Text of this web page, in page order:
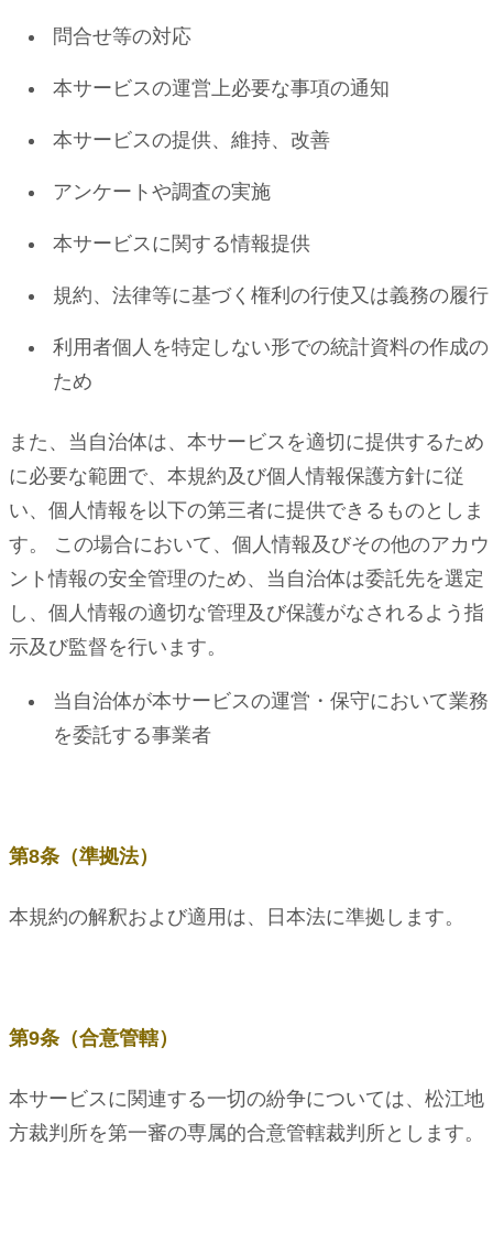
問合せ等の対応
本サービスの運営上必要な事項の通知
本サービスの提供、維持、改善
アンケートや調査の実施
本サービスに関する情報提供
規約、法律等に基づく権利の行使又は義務の履行
利用者個人を特定しない形での統計資料の作成の
ため
また、当自治体は、本サービスを適切に提供するため
に必要な範囲で、本規約及び個人情報保護方針に従
い、個人情報を以下の第三者に提供できるものとしま
す。 この場合において、個人情報及びその他のアカウ
ント情報の安全管理のため、当自治体は委託先を選定
し、個人情報の適切な管理及び保護がなされるよう指
示及び監督を行います。
当自治体が本サービスの運営・保守において業務
を委託する事業者
第8条（準拠法）
本規約の解釈および適用は、日本法に準拠します。
第9条（合意管轄）
本サービスに関連する一切の紛争については、松江地
方裁判所を第一審の専属的合意管轄裁判所とします。